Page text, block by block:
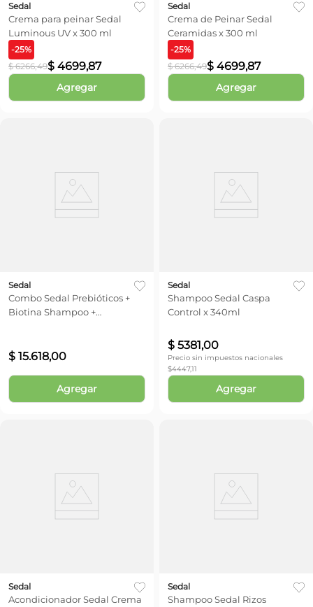
Sedal
Crema para peinar Sedal
Luminous UV x 300 ml
-25%
$ 6266,49$ 4699,87
Agregar
Sedal
Crema de Peinar Sedal
Ceramidas x 300 ml
-25%
$ 6266,49$ 4699,87
Agregar
Sedal
Combo Sedal Prebióticos +
Biotina Shampoo +
$ 15.618,00
Agregar
Sedal
Shampoo Sedal Caspa
Control x 340ml
$ 5381,00
Precio sin impuestos nacionales
$4447,11
Agregar
Sedal
Acondicionador Sedal Crema
Sedal
Shampoo Sedal Rizos